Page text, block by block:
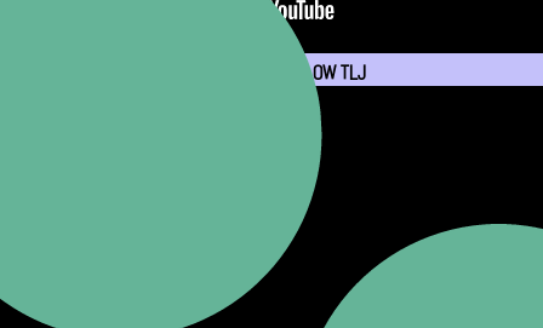
건강하게 제대로, 3無(버터, 우유, 계란) SLOW TLJ